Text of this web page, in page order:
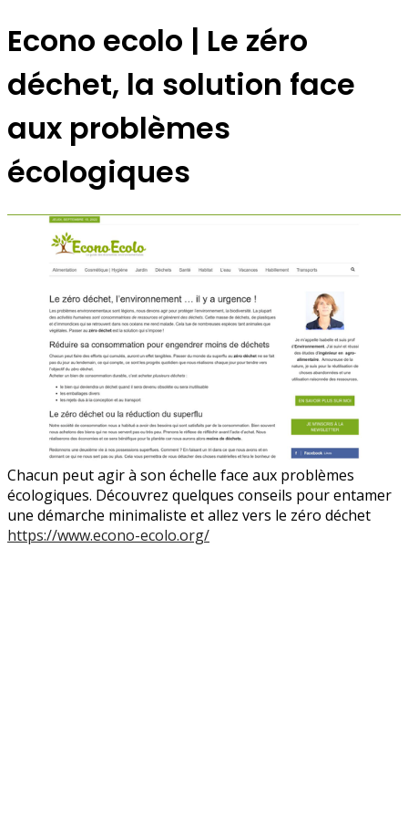
Econo ecolo | Le zéro
déchet, la solution face
aux problèmes
écologiques
Chacun peut agir à son échelle face aux problèmes
écologiques. Découvrez quelques conseils pour entamer
une démarche minimaliste et allez vers le zéro déchet
https://www.econo-ecolo.org/